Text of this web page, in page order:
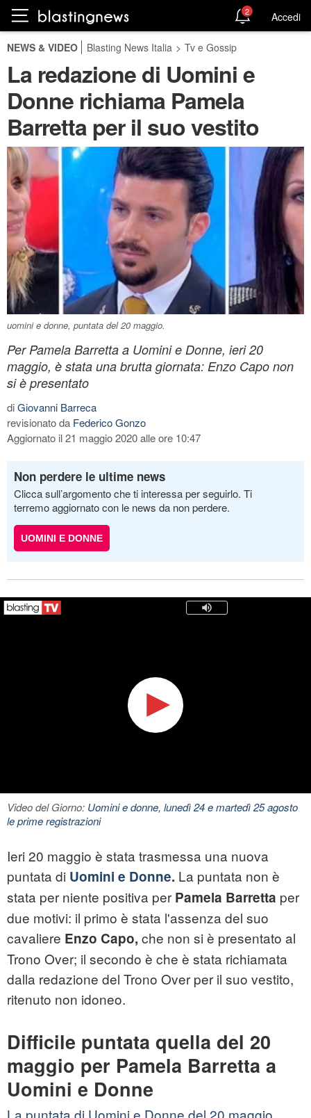
2 Accedi
NEWS & VIDEO Blasting News Italia > Tv e Gossip
La redazione di Uomini e
Donne richiama Pamela
Barretta per il suo vestito
uomini e donne, puntata del 20 maggio.
Per Pamela Barretta a Uomini e Donne, ieri 20
maggio, è stata una brutta giornata: Enzo Capo non
si è presentato
diGiovanni Barreca
revisionato da Federico Gonzo
Aggiornato il 21 maggio 2020 alle ore 10:47
Non perdere le ultime news
Clicca sull’argomento che ti interessa per seguirlo. Ti
terremo aggiornato con le news da non perdere.
UOMINI E DONNE
Video del Giorno: Uomini e donne, lunedì 24 e martedì 25 agosto
le prime registrazioni
Ieri 20 maggio è stata trasmessa una nuova
puntata di Uomini e Donne. La puntata non è
stata per niente positiva per Pamela Barretta per
due motivi: il primo è stata l'assenza del suo
cavaliere Enzo Capo, che non si è presentato al
Trono Over; il secondo è che è stata richiamata
dalla redazione del Trono Over per il suo vestito,
ritenuto non idoneo.
Difficile puntata quella del 20
maggio per Pamela Barretta a
Uomini e Donne